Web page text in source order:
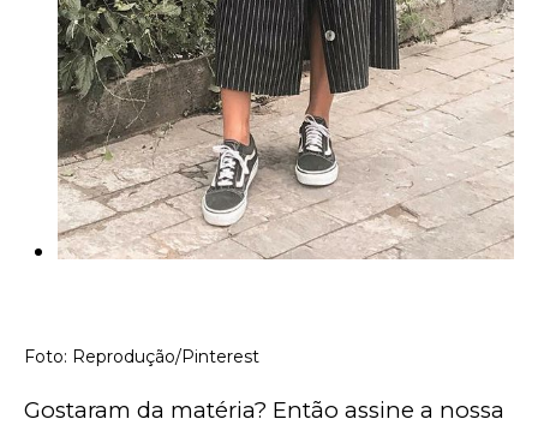
Foto: Reprodução/Pinterest
Gostaram da matéria? Então assine a nossa